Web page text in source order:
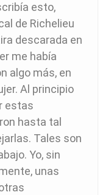
esto,
de Richelieu
descarada en
me había
algo más, en
Al principio
estas
hasta tal
Tales son
Yo, sin
unas